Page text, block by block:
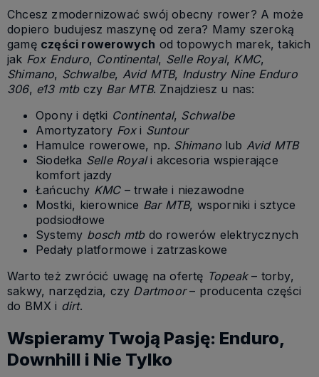
Chcesz zmodernizować swój obecny rower? A może
dopiero budujesz maszynę od zera? Mamy szeroką
gamę części rowerowych od topowych marek, takich
jak Fox Enduro, Continental, Selle Royal, KMC,
Shimano, Schwalbe, Avid MTB, Industry Nine Enduro
306, e13 mtbczy Bar MTB. Znajdziesz u nas:
Opony i dętki Continental, Schwalbe
Amortyzatory Foxi Suntour
Hamulce rowerowe, np. Shimanolub Avid MTB
Siodełka Selle Royali akcesoria wspierające
komfort jazdy
Łańcuchy KMC– trwałe i niezawodne
Mostki, kierownice Bar MTB, wsporniki i sztyce
podsiodłowe
Systemy bosch mtbdo rowerów elektrycznych
Pedały platformowe i zatrzaskowe
Warto też zwrócić uwagę na ofertę Topeak– torby,
sakwy, narzędzia, czy Dartmoor– producenta części
do BMX i dirt.
Wspieramy Twoją Pasję: Enduro,
Downhill i Nie Tylko